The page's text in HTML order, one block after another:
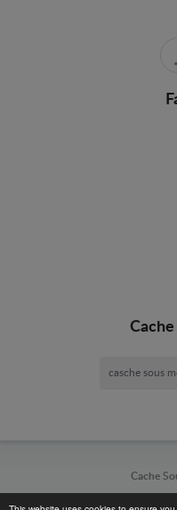
casche sous
Cache